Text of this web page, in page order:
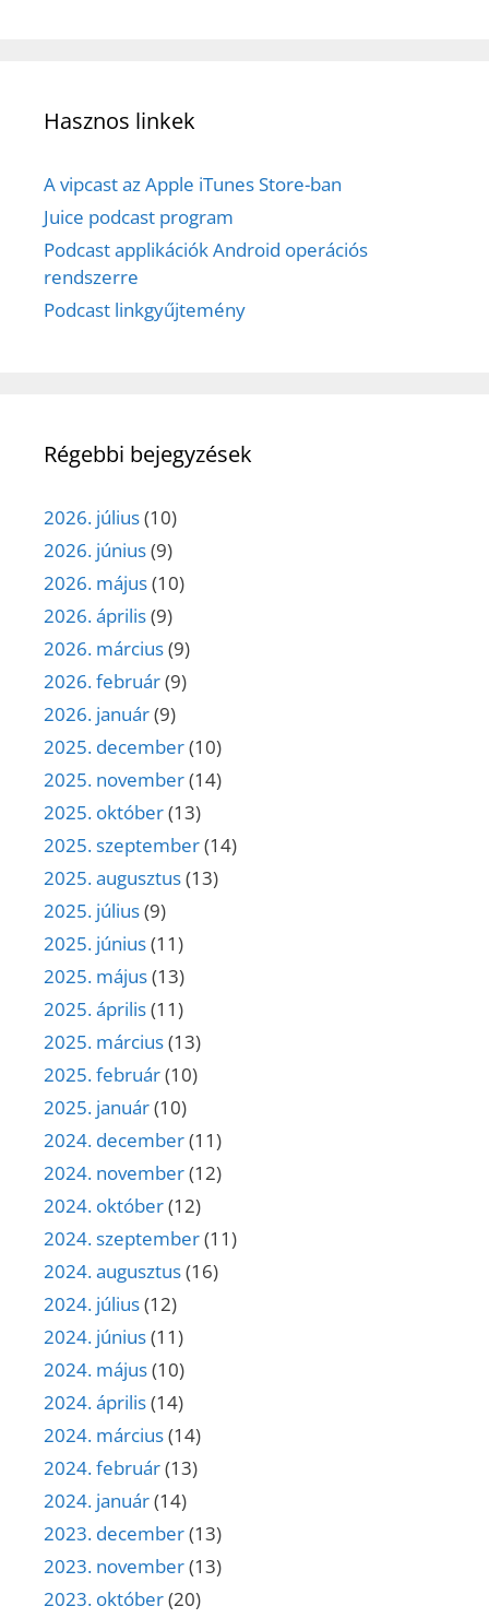
Hasznos linkek
A vipcast az Apple iTunes Store-ban
Juice podcast program
Podcast applikációk Android operációs
rendszerre
Podcast linkgyűjtemény
Régebbi bejegyzések
2026. július(10)
2026. június(9)
2026. május(10)
2026. április(9)
2026. március(9)
2026. február(9)
2026. január(9)
2025. december(10)
2025. november(14)
2025. október(13)
2025. szeptember(14)
2025. augusztus(13)
2025. július(9)
2025. június(11)
2025. május(13)
2025. április(11)
2025. március(13)
2025. február(10)
2025. január(10)
2024. december(11)
2024. november(12)
2024. október(12)
2024. szeptember(11)
2024. augusztus(16)
2024. július(12)
2024. június(11)
2024. május(10)
2024. április(14)
2024. március(14)
2024. február(13)
2024. január(14)
2023. december(13)
2023. november(13)
2023. október(20)